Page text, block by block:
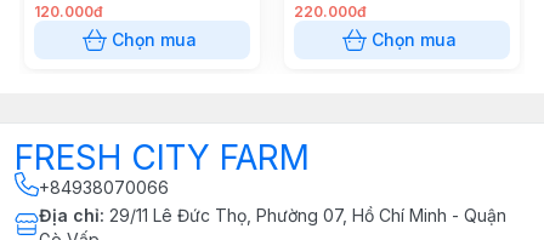
120.000đ
Chọn mua
220.000đ
Chọn mua
FRESH CITY FARM
+84938070066
Địa chỉ: 29/11 Lê Đức Thọ, Phường 07, Hồ Chí Minh - Quận